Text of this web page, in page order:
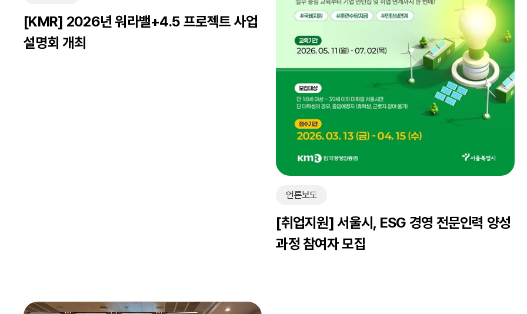
[KMR] 2026년 워라밸+4.5 프로젝트 사업
설명회 개최
언론보도
[취업지원] 서울시, ESG 경영 전문인력 양성
과정 참여자 모집